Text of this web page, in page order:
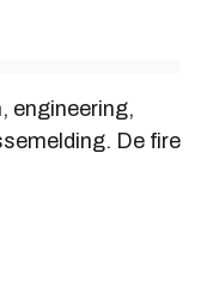
engineering,
De fire